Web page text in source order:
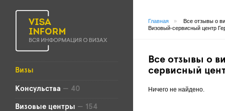
Визы
Консульства — 40
Визовые центры — 154
Главная »
Все отзывы о
Визовый-сервисный центр
Все отзывы о
сервисный
Ничего не найдено.